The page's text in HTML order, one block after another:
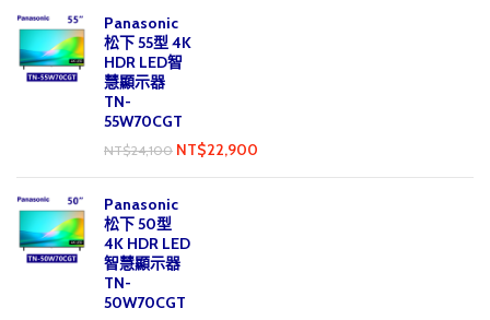
Panasonic
松下 55型 4K
HDR LED智
慧顯示器
TN-
55W70CGT
NT$24,100 NT$22,900
Panasonic
松下 50型
4K HDR LED
智慧顯示器
TN-
50W70CGT